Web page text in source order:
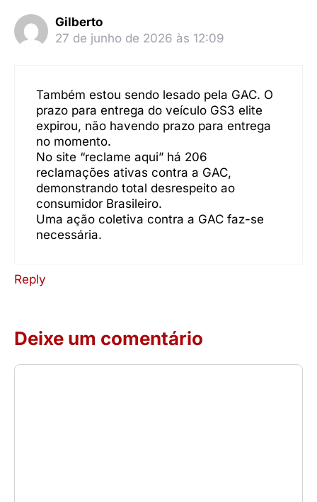
Gilberto
27 de junho de 2026 às 12:09
Também estou sendo lesado pela GAC. O
prazo para entrega do veículo GS3 elite
expirou, não havendo prazo para entrega
no momento.
No site “reclame aqui” há 206
reclamações ativas contra a GAC,
demonstrando total desrespeito ao
consumidor Brasileiro.
Uma ação coletiva contra a GAC faz-se
necessária.
Reply
Deixe um comentário
Comentário